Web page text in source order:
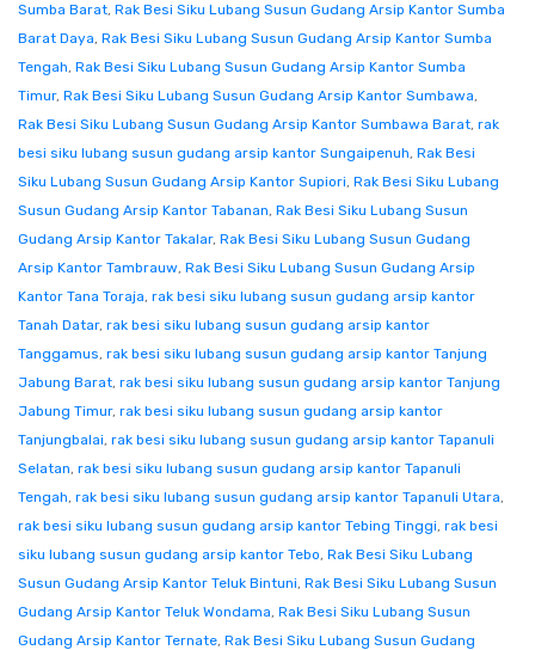
Sumba Barat, Rak Besi Siku Lubang Susun Gudang Arsip Kantor Sumba
Barat Daya, Rak Besi Siku Lubang Susun Gudang Arsip Kantor Sumba
Tengah, Rak Besi Siku Lubang Susun Gudang Arsip Kantor Sumba
Timur, Rak Besi Siku Lubang Susun Gudang Arsip Kantor Sumbawa,
Rak Besi Siku Lubang Susun Gudang Arsip Kantor Sumbawa Barat, rak
besi siku lubang susun gudang arsip kantor Sungaipenuh, Rak Besi
Siku Lubang Susun Gudang Arsip Kantor Supiori, Rak Besi Siku Lubang
Susun Gudang Arsip Kantor Tabanan, Rak Besi Siku Lubang Susun
Gudang Arsip Kantor Takalar, Rak Besi Siku Lubang Susun Gudang
Arsip Kantor Tambrauw, Rak Besi Siku Lubang Susun Gudang Arsip
Kantor Tana Toraja, rak besi siku lubang susun gudang arsip kantor
Tanah Datar, rak besi siku lubang susun gudang arsip kantor
Tanggamus, rak besi siku lubang susun gudang arsip kantor Tanjung
Jabung Barat, rak besi siku lubang susun gudang arsip kantor Tanjung
Jabung Timur, rak besi siku lubang susun gudang arsip kantor
Tanjungbalai, rak besi siku lubang susun gudang arsip kantor Tapanuli
Selatan, rak besi siku lubang susun gudang arsip kantor Tapanuli
Tengah, rak besi siku lubang susun gudang arsip kantor Tapanuli Utara,
rak besi siku lubang susun gudang arsip kantor Tebing Tinggi, rak besi
siku lubang susun gudang arsip kantor Tebo, Rak Besi Siku Lubang
Susun Gudang Arsip Kantor Teluk Bintuni, Rak Besi Siku Lubang Susun
Gudang Arsip Kantor Teluk Wondama, Rak Besi Siku Lubang Susun
Gudang Arsip Kantor Ternate, Rak Besi Siku Lubang Susun Gudang